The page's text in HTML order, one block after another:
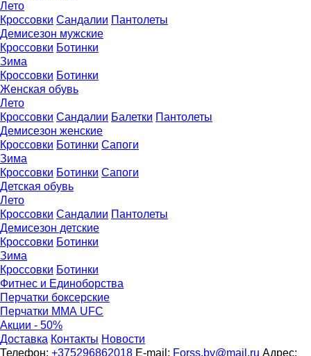
Лето
Кроссовки Сандалии Пантолеты
Демисезон мужские
Кроссовки Ботинки
Зима
Кроссовки Ботинки
Женская обувь
Лето
Кроссовки Сандалии Балетки Пантолеты
Демисезон женские
Кроссовки Бoтинки Сапоги
Зима
Кроссовки Ботинки Сапоги
Детская обувь
Летo
Кроссовки Сандалии Пантолеты
Демисезон детские
Кроссовки Ботинки
Зима
Кроссовки Ботинки
Фитнес и Единоборства
Перчатки боксерские
Перчатки ММА UFC
Акции - 50%
Доставка Контакты Новости
Телефон: +375296862018 E-mail: Forss.by@mail.ru Адрес: